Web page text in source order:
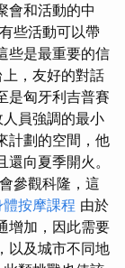
會和活動的中
些活動可以帶
些是最重要的信
，友好的對話
是匈牙利吉普賽
員強調的最小
計劃的空間，他
向夏季開火。
參觀科隆，這
體按摩課程 由於
增加，因此需要
以及城市不同地